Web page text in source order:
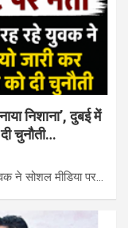
निशाना’, दुबई में
चुनौती…
ने सोशल मीडिया पर…